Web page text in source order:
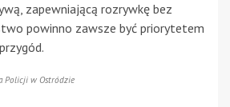
zapewniającą rozrywkę bez
powinno zawsze być priorytetem
Policji w Ostródzie